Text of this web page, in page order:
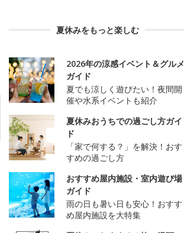
夏休みをもっと楽しむ
2026年の涼感イベント＆グルメ
ガイド
夏でも涼しく遊びたい！夜間開
催や水系イベントも紹介
夏休みおうちでの過ごし方ガイ
ド
「家で何する？」を解決！おす
すめの過ごし方
おすすめ屋内施設・室内遊び場
ガイド
雨の日も暑い日も安心！おすす
め屋内施設を大特集